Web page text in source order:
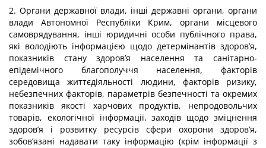
2. Органи державної влади, інші державні органи, органи
влади Автономної Республіки Крим, органи місцевого
самоврядування, інші юридичні особи публічного права,
які володіють інформацією щодо детермінантів здоров’я,
показників стану здоров’я населення та санітарно-
епідемічного благополуччя населення, факторів
середовища життєдіяльності людини, факторів ризику,
небезпечних факторів, параметрів безпечності та окремих
показників якості харчових продуктів, непродовольчих
товарів, екологічної інформації, заходів щодо зміцнення
здоров’я і розвитку ресурсів сфери охорони здоров’я,
зобов’язані надавати таку інформацію (крім інформації з